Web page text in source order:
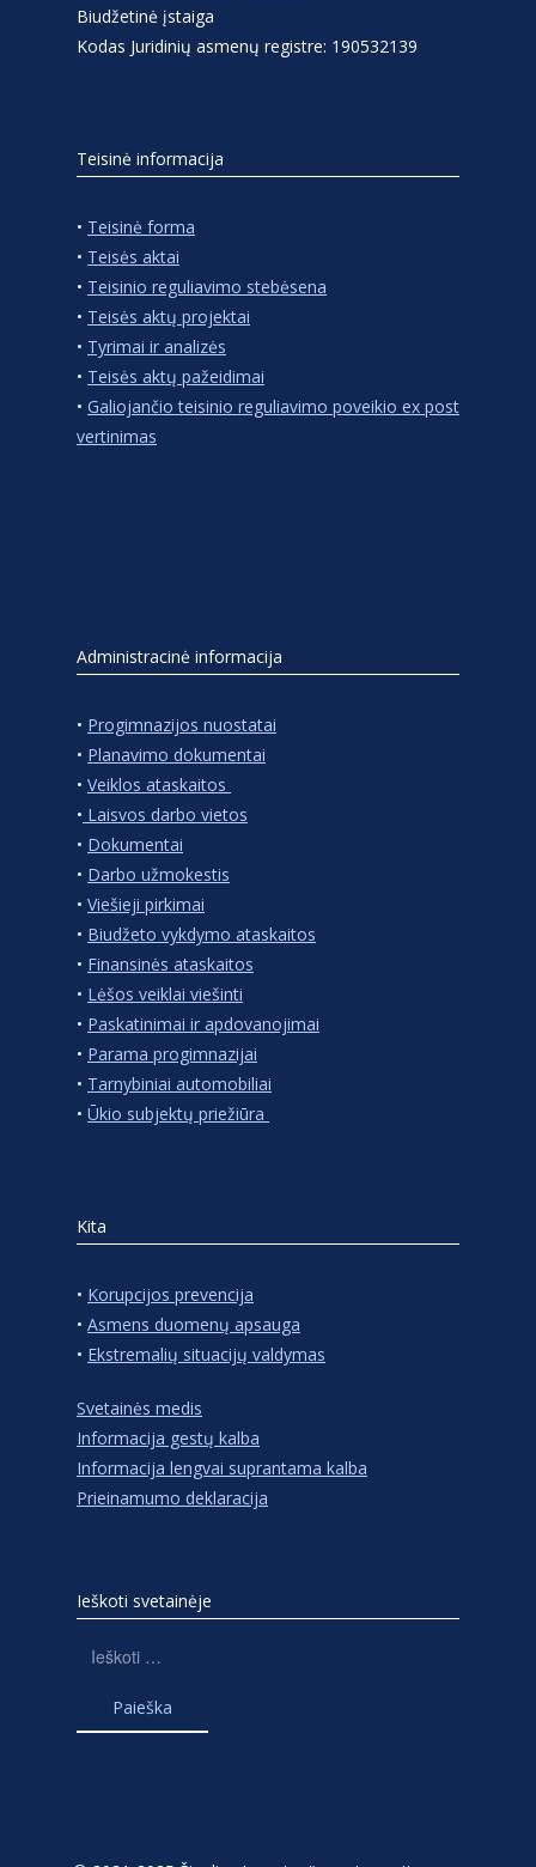
Biudžetinė įstaiga
Kodas Juridinių asmenų registre: 190532139
Teisinė informacija
• Teisinė forma
• Teisės aktai
• Teisinio reguliavimo stebėsena
• Teisės aktų projektai
• Tyrimai ir analizės
• Teisės aktų pažeidimai
• Galiojančio teisinio reguliavimo poveikio ex post
vertinimas
Administracinė informacija
• Progimnazijos nuostatai
• Planavimo dokumentai
• Veiklos ataskaitos
• Laisvos darbo vietos
• Dokumentai
• Darbo užmokestis
• Viešieji pirkimai
• Biudžeto vykdymo ataskaitos
• Finansinės ataskaitos
• Lėšos veiklai viešinti
• Paskatinimai ir apdovanojimai
• Parama progimnazijai
• Tarnybiniai automobiliai
• Ūkio subjektų priežiūra
Kita
• Korupcijos prevencija
• Asmens duomenų apsauga
• Ekstremalių situacijų valdymas
Svetainės medis
Informacija gestų kalba
Informacija lengvai suprantama kalba
Prieinamumo deklaracija
Ieškoti svetainėje